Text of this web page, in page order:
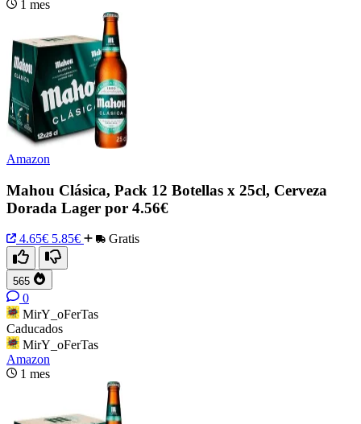
1 mes
Amazon
Mahou Clásica, Pack 12 Botellas x 25cl, Cerveza
Dorada Lager por 4.56€
4.65€ 5.85€ Gratis
565
0
MirY_oFerTas
Caducados
MirY_oFerTas
Amazon
1 mes